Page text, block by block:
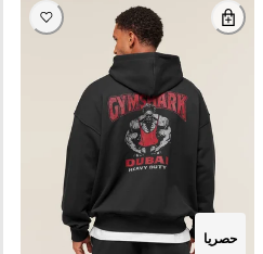
حصريا